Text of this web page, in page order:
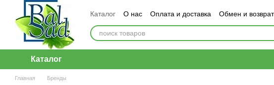
Перейти к основному контенту
Каталог О нас Оплата и доставка Обмен и возврат
Каталог
Главная Бренды